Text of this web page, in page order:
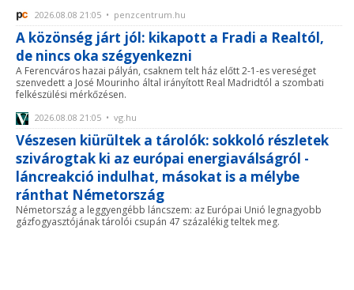
2026.08.08 21:05 • penzcentrum.hu
A közönség járt jól: kikapott a Fradi a Realtól,
de nincs oka szégyenkezni
A Ferencváros hazai pályán, csaknem telt ház előtt 2-1-es vereséget
szenvedett a José Mourinho által irányított Real Madridtól a szombati
felkészülési mérkőzésen.
2026.08.08 21:05 • vg.hu
Vészesen kiürültek a tárolók: sokkoló részletek
szivárogtak ki az európai energiaválságról -
láncreakció indulhat, másokat is a mélybe
ránthat Németország
Németország a leggyengébb láncszem: az Európai Unió legnagyobb
gázfogyasztójának tárolói csupán 47 százalékig teltek meg.